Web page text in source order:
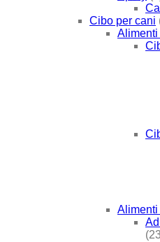
Cibo per cani
Alimenti
Alimenti